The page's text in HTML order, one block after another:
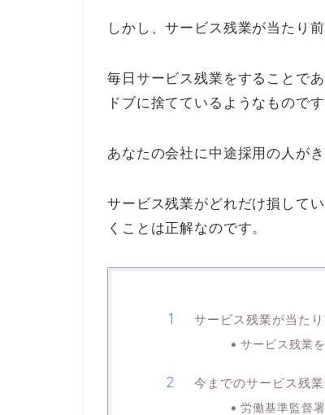
しかし、サービス残業が当たり
毎日サービス残業をすることで
ドブに捨てているようなものです
あなたの会社に中途採用の人が
サービス残業がどれだけ損して
くことは正解なのです。
サービス残業が当た
サービス残業
今までのサービス残
労働基準監督